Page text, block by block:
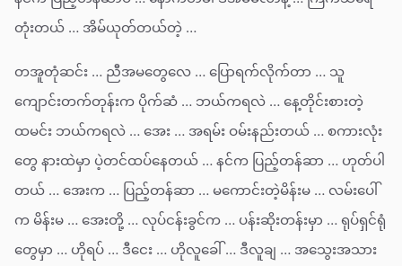
တုံးတယ် … အိမ်ယုတ်တယ်တဲ့ …
တအူတုံဆင်း … ညီအမတွေလေ … ပြောရက်လိုက်တာ … သူ
ကျောင်းတက်တုန်းက ပိုက်ဆံ … ဘယ်ကရလဲ … နေ့တိုင်းစားတဲ့
ထမင်း ဘယ်ကရလဲ … အေး … အရမ်း ဝမ်းနည်းတယ် … စကားလုံး
တွေ နားထဲမှာ ပဲ့တင်ထပ်နေတယ် … နင်က ပြည့်တန်ဆာ … ဟုတ်ပါ
တယ် … အေးက … ပြည့်တန်ဆာ … မကောင်းတဲ့မိန်းမ … လမ်းပေါ်
က မိန်းမ … အေးတို့ … လုပ်ငန်းခွင်က … ပန်းဆိုးတန်းမှာ … ရုပ်ရှင်ရုံ
တွေမှာ … ဟိုရပ် … ဒီငေး … ဟိုလူခေါ် … ဒီလူချ … အသွေးအသား